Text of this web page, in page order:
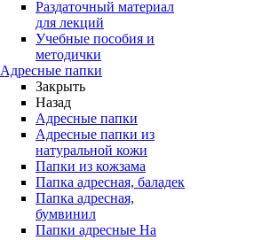
Раздаточный материал
для лекций
Учебные пособия и
методички
Адресные папки
Закрыть
Назад
Адресные папки
Адресные папки из
натуральной кожи
Папки из кожзама
Папка адресная, баладек
Папка адресная,
бумвинил
Папки адресные На